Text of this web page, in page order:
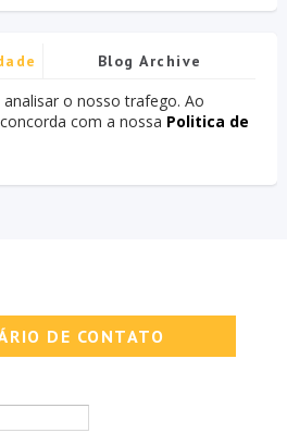
Blog Archive
o nosso trafego. Ao
com a nossa Politica de
DE CONTATO